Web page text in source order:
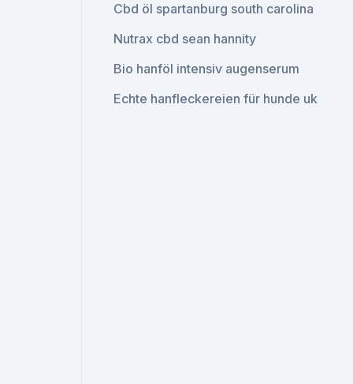
Cbd öl spartanburg south carolina
Nutrax cbd sean hannity
Bio hanföl intensiv augenserum
Echte hanfleckereien für hunde uk